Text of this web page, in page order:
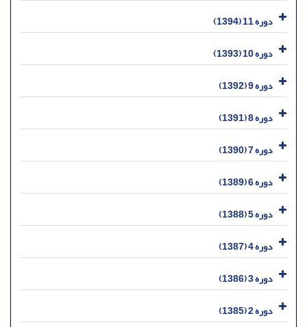
دوره 11 (1394)
دوره 10 (1393)
دوره 9 (1392)
دوره 8 (1391)
دوره 7 (1390)
دوره 6 (1389)
دوره 5 (1388)
دوره 4 (1387)
دوره 3 (1386)
دوره 2 (1385)